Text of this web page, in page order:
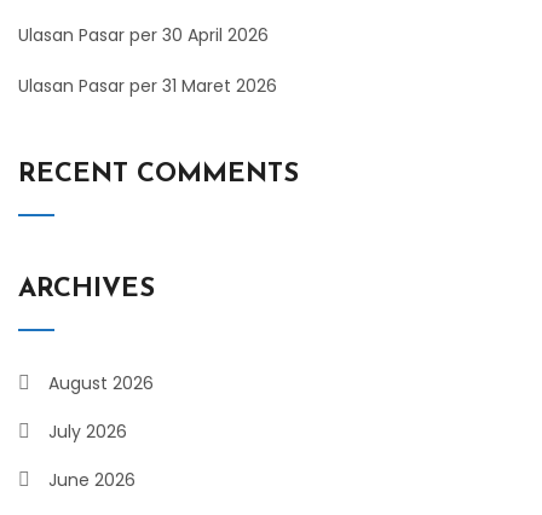
Ulasan Pasar per 30 April 2026
Ulasan Pasar per 31 Maret 2026
RECENT COMMENTS
ARCHIVES
August 2026
July 2026
June 2026